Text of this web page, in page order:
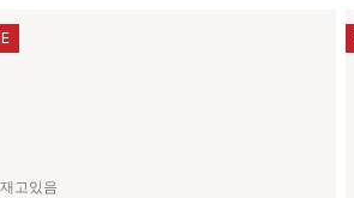
재고있음